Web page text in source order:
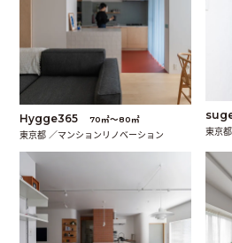
Hygge365 70㎡〜80㎡
東京都 ／マンションリノベーション 東京